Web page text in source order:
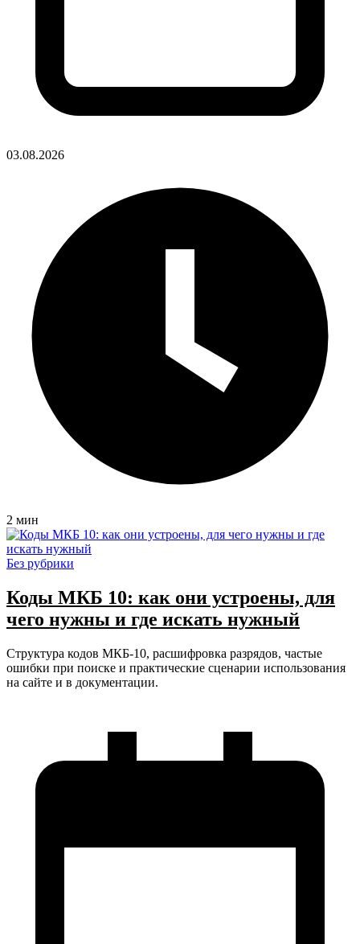
03.08.2026
2 мин
Без рубрики
Коды МКБ 10: как они устроены, для
чего нужны и где искать нужный
Структура кодов МКБ-10, расшифровка разрядов, частые
ошибки при поиске и практические сценарии использования
на сайте и в документации.